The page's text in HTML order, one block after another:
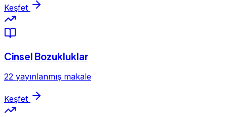
Keşfet
Cinsel Bozukluklar
22 yayınlanmış makale
Keşfet